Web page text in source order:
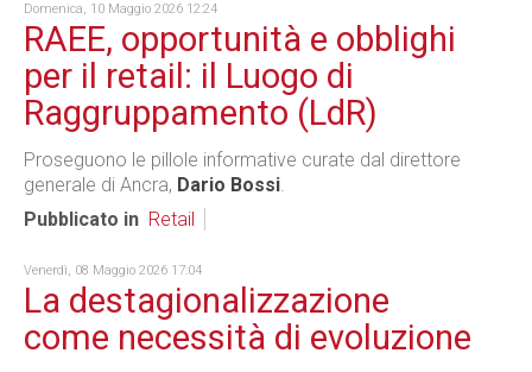
Domenica, 10 Maggio 2026 12:24
RAEE, opportunità e obblighi
per il retail: il Luogo di
Raggruppamento (LdR)
Proseguono le pillole informative curate dal direttore
generale di Ancra, Dario Bossi.
Pubblicato in Retail
Venerdì, 08 Maggio 2026 17:04
La destagionalizzazione
come necessità di evoluzione